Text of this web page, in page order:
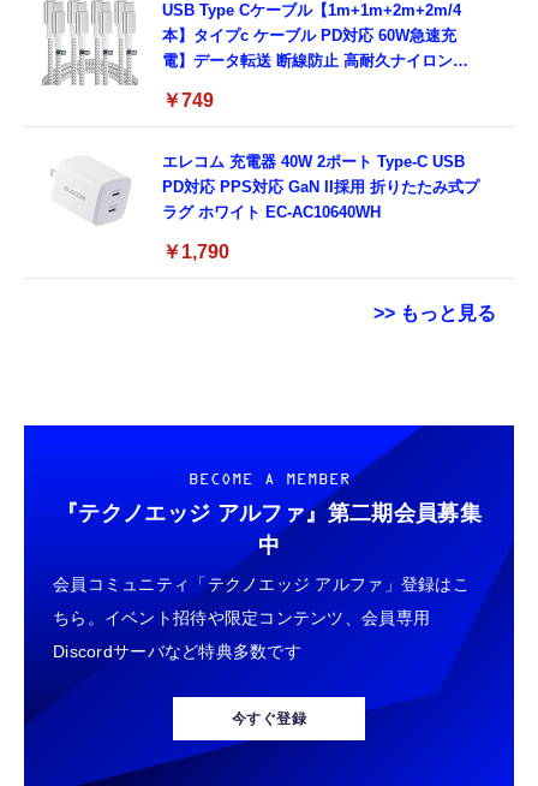
USB Type Cケーブル【1m+1m+2m+2m/4
本】タイプc ケーブル PD対応 60W急速充
電】データ転送 断線防止 高耐久ナイロン
MacBook、iPad Pro/Air、Galaxy、Sony、
￥749
エレコム 充電器 40W 2ポート Type-C USB
PD対応 PPS対応 GaN II採用 折りたたみ式プ
ラグ ホワイト EC-AC10640WH
￥1,790
>> もっと見る
電】データ転送 断線防止 高耐久ナイロン
iPhone 17/iPhone 16 /iPhone 15 /
MacBook、iPad Pro/Air、Galaxy、Sony、
Pixel Type C機種対応
￥749
ネックストラップ 携帯扇風機 首掛けストラッ
プ ハンディファン ストラップ 吊下げひも 首
掛け 長さ調節可能 (ホワイト 螺旋状)
￥999
エレコム 充電器 40W 2ポート Type-C USB
PD対応 PPS対応 GaN II採用 折りたたみ式プ
ラグ ホワイト EC-AC10640WH
ット 国産旭硝子素材】 用 ガーミン
FORERUNNER 70/170/170 Music フィルム
高透過率 超薄型 用 ガーミン Forerunner 170
液晶 保護フィルム 耐衝撃 全面保護 自動吸着
気泡なし 簡単貼り付け ( 対応 Forerunner
170 Music フィルム )
￥698
GARMIN(ガーミン) Venu 3 Black/Slate
AMOLEDディスプレイ搭載 美麗液晶スマート
ウォッチ 高性能GPS内蔵 【日本正規品】心
電図(ECG)アプリ対応モデル
￥47,691
Ray-Ban Meta スマートグラス WAYFARER
調光レンズ IPX4防水シャイニーブラック / グ
リーン 50mm 0RW4012
用 折りたたみ式プラグ しろちゃん 【
iPhone16 15 等対応】 EC-AC6920WF
￥1,058
エレコム 充電器 Type-C USB-C 20W USB PD
対応 1ポート PSE認証品 GaN採用 折りたた
み式プラグ ホワイト 【 iPhone16 15 等対
応】 EC-AC6820WH
￥790
エレコム 充電器 45W 2ポート Type-C USB-A
USB PD対応 PPS対応 GaN II採用 折りたた
み式プラグ ホワイト EC-AC11045WH
BECOME A MEMBER
『テクノエッジ アルファ』 第二期会員募集
中
会員コミュニティ「テクノエッジ アルファ」登録はこ
ちら。イベント招待や限定コンテンツ、会員専用
Discordサーバなど特典多数です
今すぐ登録